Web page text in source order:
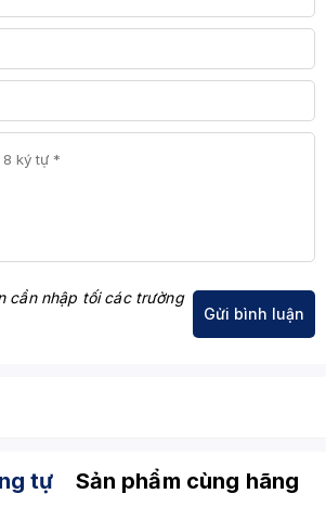
cần nhập tối các trường
tự Sản phẩm cùng hãng